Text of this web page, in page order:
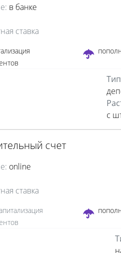
в банке
ставка
с
счет
online
ставка